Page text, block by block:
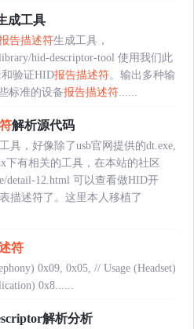
成工具
告描述符生成工具，
hid-descriptor-tool 使用我们此
验证HID报告描述符。输出多种输
标准的设备报告描述符......
解析源代码
具，好像除了usb官网提供的dt.exe,
下有相关的工具，在本站的社区
detail-12.html 可以查看做HID开
描述符了。这里本人移植了
符
0x09, 0x05, // Usage (Headset)
0x8......
解析分析